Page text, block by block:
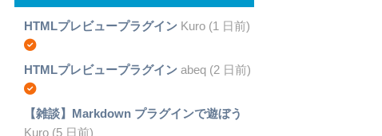
HTMLプレビュープラグインKuro (1 日前)
HTMLプレビュープラグインabeq (2 日前)
【雑談】Markdown プラグインで遊ぼう
Kuro (5 日前)